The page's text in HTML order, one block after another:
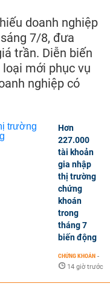
doanh nghiệp
7/8, đưa
trần. Diễn biến
mới phục vụ
nghiệp có
Hơn
227.000
tài khoản
gia nhập
thị trường
chứng
khoán
trong
tháng 7
biến động
CHỨNG KHOÁN -
14 giờ trước